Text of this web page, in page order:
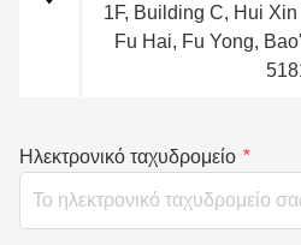
1F, Building C, Hui
Fu Hai, Fu Yong,
Ηλεκτρονικό ταχυδρομείο *